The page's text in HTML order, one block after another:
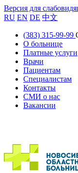
Версия для
RU EN DE 中文
(383) 315-99-99
О больнице
Платные услуги
Врачи
Пациентам
Специалистам
Контакты
СМИ о нас
Вакансии